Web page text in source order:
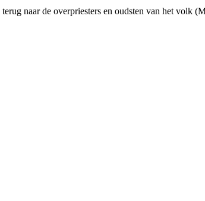
naar de overpriesters en oudsten van het volk